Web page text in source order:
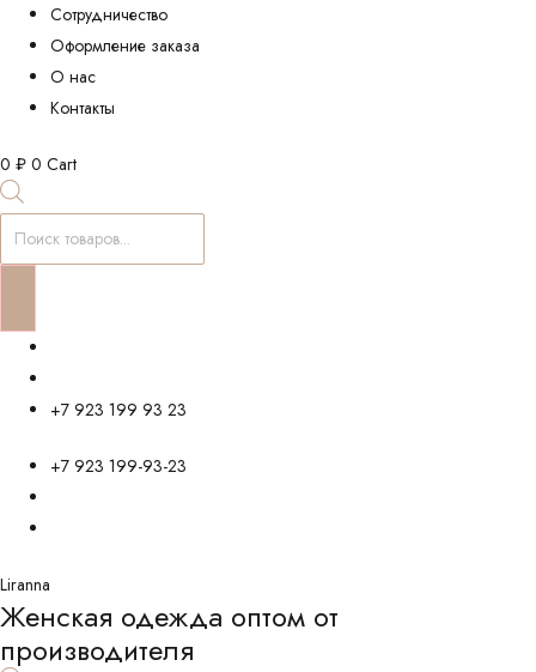
Сотрудничество
Оформление заказа
О нас
Контакты
0 ₽ 0 Cart
Поиск
товаров
+7 923 199 93 23
+7 923 199-93-23
Liranna
Женская одежда оптом от
производителя